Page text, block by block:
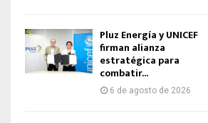
Pluz Energía y UNICEF
firman alianza
estratégica para
combatir...
6 de agosto de 2026